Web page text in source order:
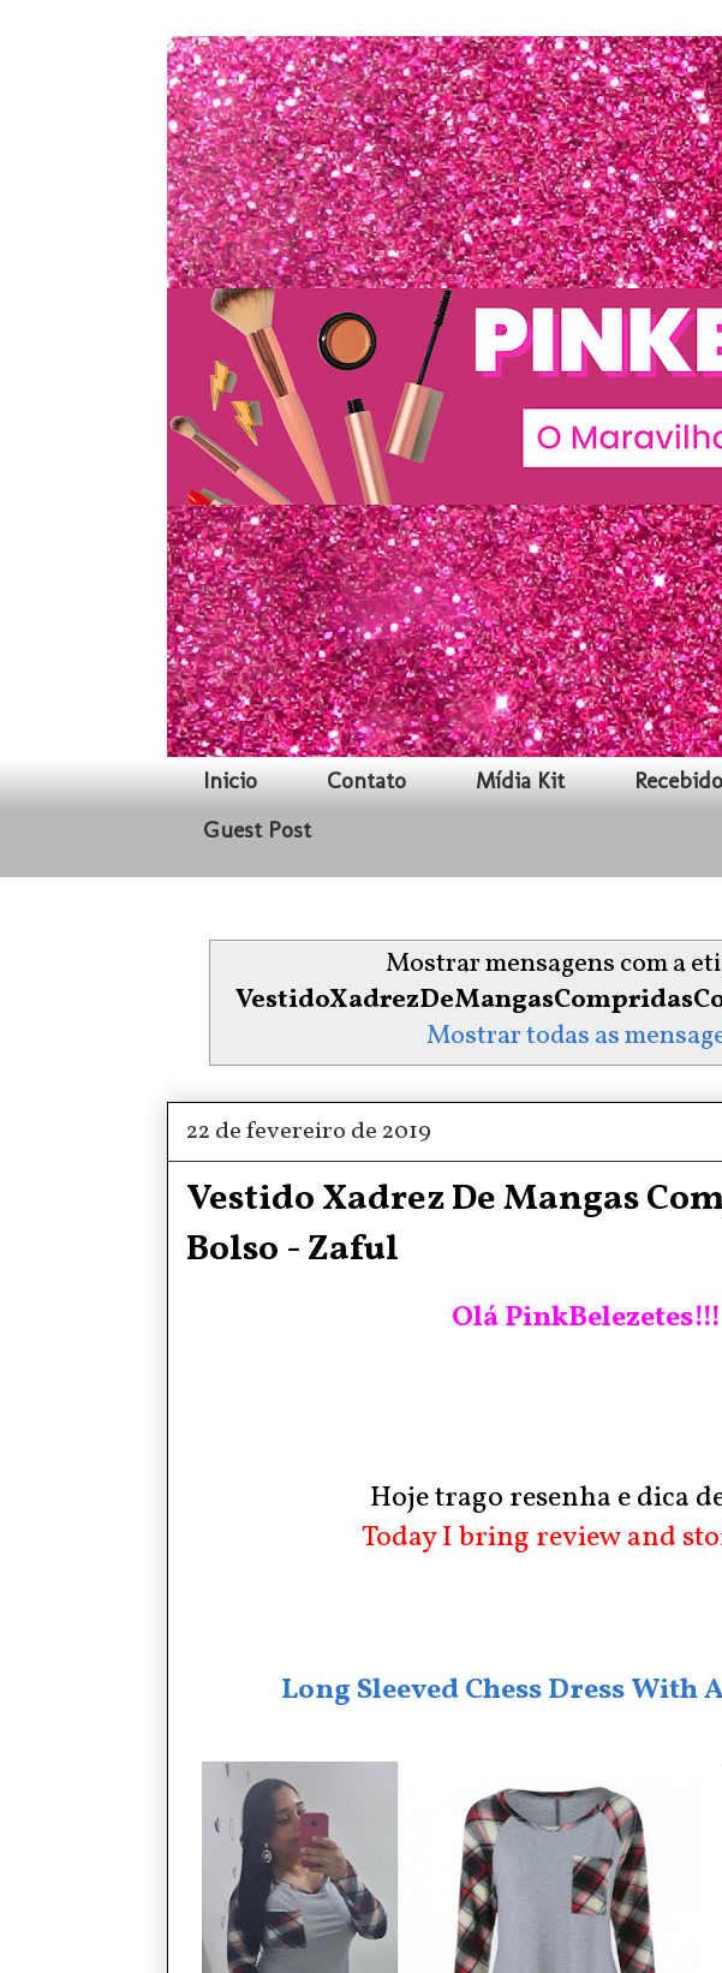
Inicio Contato Mídia Kit
Guest Post
Mostrar mensagens com a
Mostrar todas as
22 de fevereiro de 2019
Vestido Xadrez De Mangas
Bolso - Zaful
Olá PinkBelezetes!!!
Hoje trago resenha e dica
Today I bring review and
Long Sleeved Chess Dress With